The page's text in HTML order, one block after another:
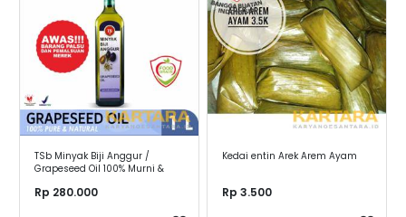
TSb Minyak Biji Anggur /
Grapeseed Oil 100% Murni &
Rp 280.000
Kedai entin Arek Arem Ayam
Rp 3.500